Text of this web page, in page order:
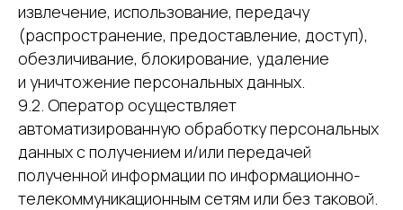
извлечение, использование, передачу
(распространение, предоставление, доступ),
обезличивание, блокирование, удаление
и уничтожение персональных данных.
9.2. Оператор осуществляет
автоматизированную обработку персональных
данных с получением и/или передачей
полученной информации по информационно-
телекоммуникационным сетям или без таковой.